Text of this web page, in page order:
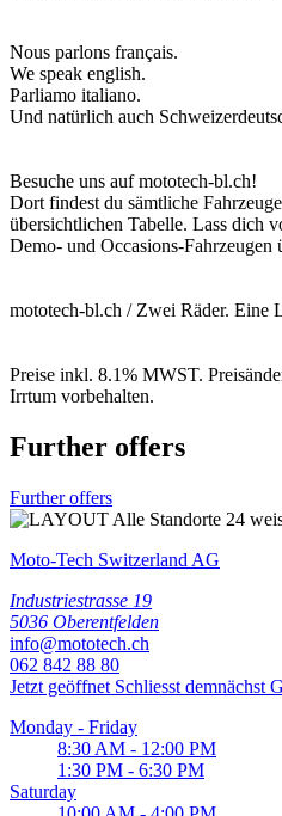
Nous parlons français.
We speak english.
Parliamo italiano.
Und natürlich auch
Besuche uns auf mototech-bl.ch!
Dort findest du sämtliche
übersichtlichen Tabelle. Lass dich
Demo- und Occasions-Fahrzeugen
mototech-bl.ch / Zwei Räder. Eine
Preise inkl. 8.1% MWST.
Irrtum vorbehalten.
Further offers
Further offers
Moto-Tech Switzerland AG
Industriestrasse 19
5036 Oberentfelden
info@mototech.ch
062 842 88 80
Jetzt geöffnet Schliesst demnächst
Monday - Friday
8:30 AM - 12:00 PM
1:30 PM - 6:30 PM
Saturday